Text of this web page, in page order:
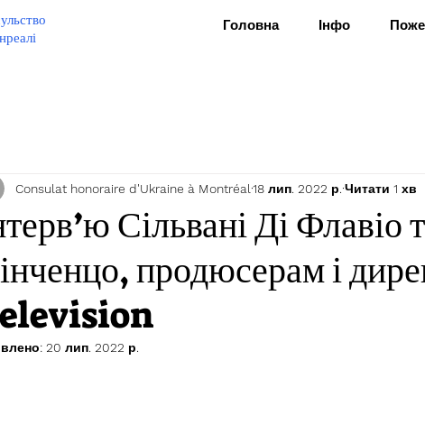
Головна Інфо
Сільвані Ді Флавіо
продюсерам і
Consulat honoraire d'Ukraine à Montréal 18 лип. 2022 р. Читати 1 хв
20 лип. 2022 р.